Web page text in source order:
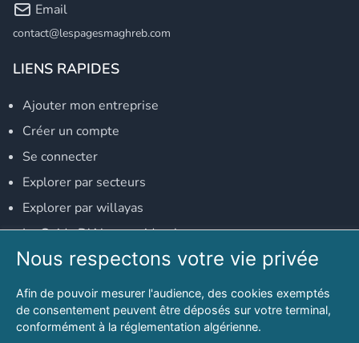
Email
contact@lespagesmaghreb.com
LIENS RAPIDES
Ajouter mon entreprise
Créer un compte
Se connecter
Explorer par secteurs
Explorer par willayas
Le Guide D'Alger, guide-alger.com
NOS RÉSEAUX SOCIAUX
Notre page Facebook
Notre page LinkedIn
Nous respectons votre vie privée
Afin de pouvoir mesurer l'audience, des cookies exemptés
de consentement peuvent être déposés sur votre terminal,
conformément à la réglementation algérienne.